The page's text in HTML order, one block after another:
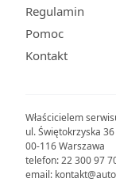
Właścicielem
ul. Świętokrzyska 36
00-116 Warszawa
telefon: 22 300 97
email:
Regulamin
Pomoc
Kontakt